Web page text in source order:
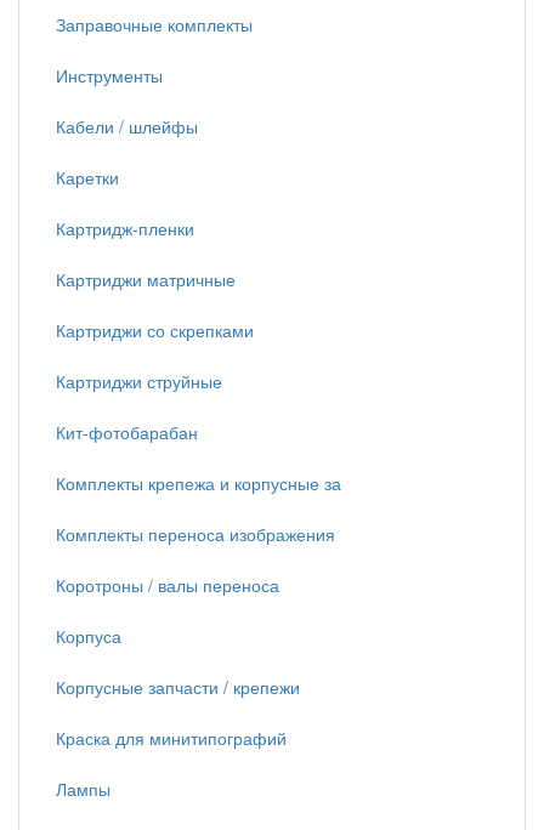
Заправочные комплекты
Инструменты
Кабели / шлейфы
Каретки
Картридж-пленки
Картриджи матричные
Картриджи со скрепками
Картриджи струйные
Кит-фотобарабан
Комплекты крепежа и корпусные за
Комплекты переноса изображения
Коротроны / валы переноса
Корпуса
Корпусные запчасти / крепежи
Краска для минитипографий
Лампы